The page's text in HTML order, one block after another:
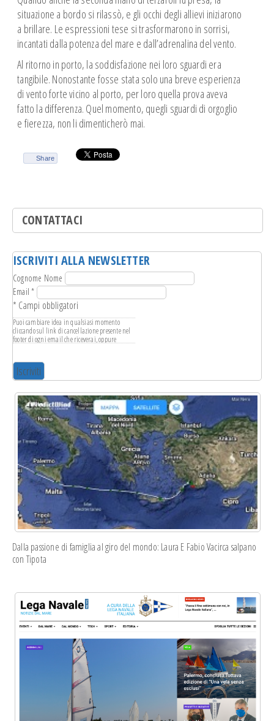
situazione a bordo si rilassò, e gli occhi degli allievi iniziarono
a brillare. Le espressioni tese si trasformarono in sorrisi,
incantati dalla potenza del mare e dall’adrenalina del vento.
Al ritorno in porto, la soddisfazione nei loro sguardi era
tangibile. Nonostante fosse stata solo una breve esperienza
di vento forte vicino al porto, per loro quella prova aveva
fatto la differenza. Quel momento, quegli sguardi di orgoglio
e fierezza, non li dimenticherò mai.
Share
CONTATTACI
ISCRIVITI ALLA NEWSLETTER
Cognome Nome
Email*
* Campi obbligatori
Puoi cambiare idea in qualsiasi momento
cliccando sul link di cancellazione presente nel
footer di ogni email che riceverai, oppure
sulle nostre pratiche di privacy ti invitiamo a
visitare il nostro sito web. Cliccando su
"iscriviti", accetti l'elaborazione dei tuoi dati in
conformità con questi termini.
Usiamo Mailchimp come piattaforma di
marketing. Cliccando su "iscriviti", accetti che i
tuoi dati vengano trasferite a Mailchimp per
l'elaborazione. Scopri di più sulle pratiche di
privacy di Mailchimpqui.
Dalla passione di famiglia al giro del mondo: Laura E Fabio Vacirca salpano
con Tipota